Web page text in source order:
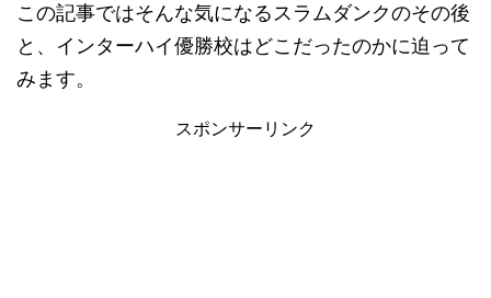
この記事ではそんな気になるスラムダンクのその後
と、インターハイ優勝校はどこだったのかに迫って
みます。
スポンサーリンク